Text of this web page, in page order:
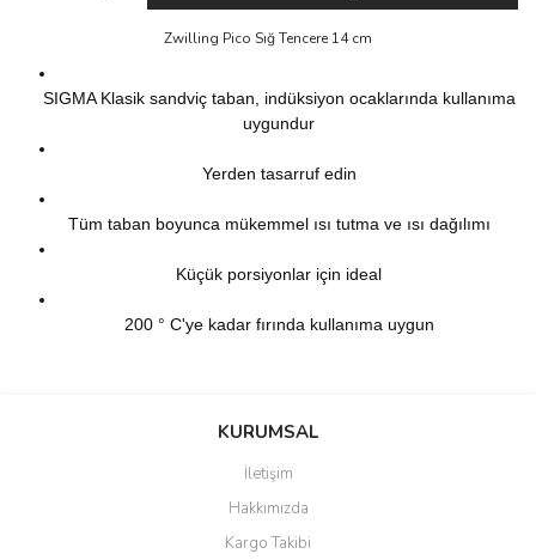
Zwilling Pico Sığ Tencere 14 cm
SIGMA Klasik sandviç taban, indüksiyon ocaklarında kullanıma
uygundur
Yerden tasarruf edin
Tüm taban boyunca mükemmel ısı tutma ve ısı dağılımı
Küçük porsiyonlar için ideal
200 ° C'ye kadar fırında kullanıma uygun
Bu ürüne ilk yorumu siz yapın!
Ürün resmi kalitesiz, bozuk veya görüntülenemiyor.
Ürün açıklamasında eksik bilgiler bulunuyor.
KURUMSAL
İletişim
Hakkımızda
Kargo Takibi